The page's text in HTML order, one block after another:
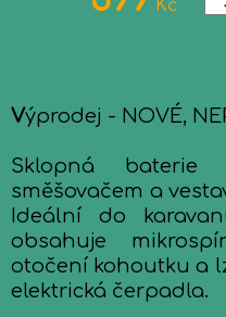
Kč
Výprodej - NOVÉ,
Sklopná baterie
směšovačem a
Ideální do
obsahuje
otočení kohoutku a
elektrická čerpadla.